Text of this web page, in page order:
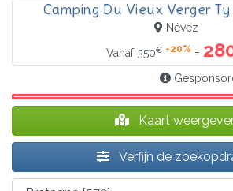
Camping Du Vieux Verger
Névez
Vanaf350€ -20% =
Kaart
Verfijn de